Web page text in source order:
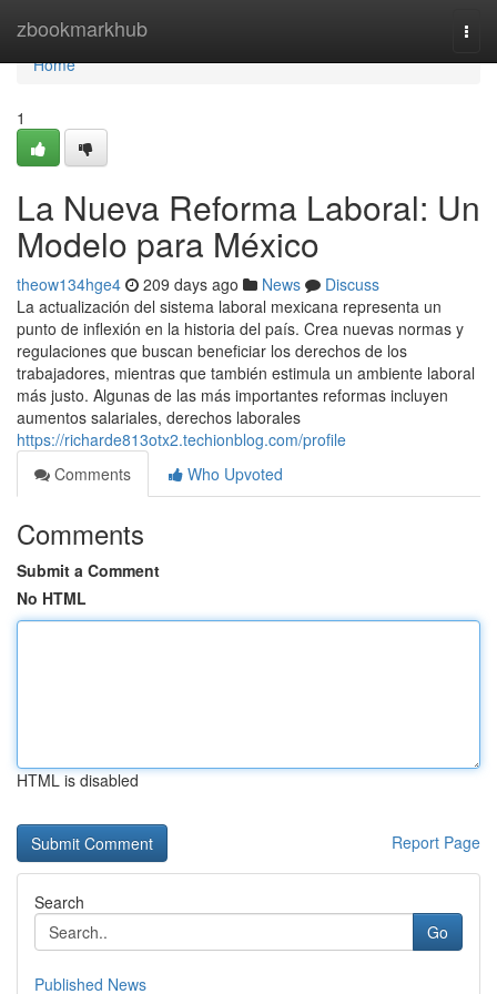
zbookmarkhub
Home
Home
1
La Nueva Reforma Laboral: Un
Modelo para México
theow134hge4 209 days ago News
Discuss
La actualización del sistema laboral mexicana representa un
punto de inflexión en la historia del país. Crea nuevas normas y
regulaciones que buscan beneficiar los derechos de los
trabajadores, mientras que también estimula un ambiente laboral
más justo. Algunas de las más importantes reformas incluyen
aumentos salariales, derechos laborales
https://richarde813otx2.techionblog.com/profile
Comments
Who Upvoted
Comments
Submit a Comment
No HTML
HTML is disabled
Report Page
Search
Go
Published News